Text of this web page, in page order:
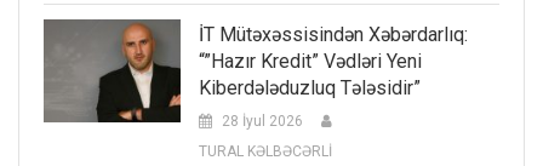
İT Mütəxəssisindən Xəbərdarlıq:
“”Hazır Kredit” Vədləri Yeni
Kiberdələduzluq Tələsidir”
28 İyul 2026
TURAL KƏLBƏCƏRLİ